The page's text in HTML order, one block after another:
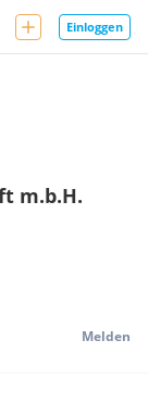
Einloggen
m.b.H.
Melden